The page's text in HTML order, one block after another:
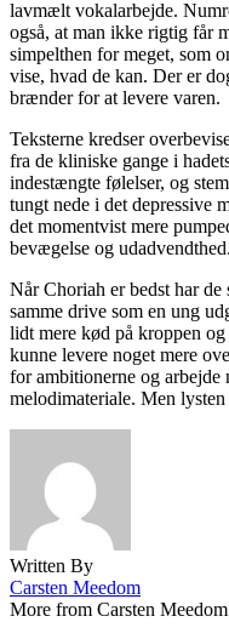
lavmælt vokalarbejde.
også, at man ikke rigtig får
simpelthen for meget, som
vise, hvad de kan. Der er
brænder for at levere varen.
Teksterne kredser
fra de kliniske gange i
indestængte følelser, og
tungt nede i det depressive
det momentvist mere
bevægelse og udadvendthed.
Når Choriah er bedst har
samme drive som en ung
lidt mere kød på kroppen
kunne levere noget mere
for ambitionerne og arbejde
melodimateriale. Men
Written By
Carsten Meedom
More from Carsten Meedom